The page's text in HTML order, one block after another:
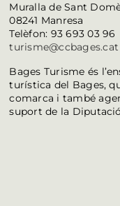
Muralla de Sant
08241 Manresa
Telèfon: 93 693 03 96
turisme@ccbages.cat
Bages Turisme és
turística del Bages,
comarca i també
suport de la